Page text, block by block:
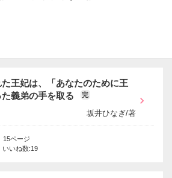
王妃は、「あなたのために王
義弟の手を取る
完
坂井ひなぎ/著
15ページ
いね数:19